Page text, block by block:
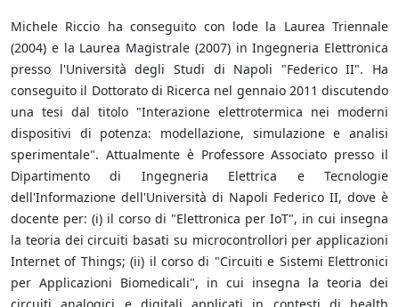
Michele Riccio ha conseguito con lode la Laurea Triennale
(2004) e la Laurea Magistrale (2007) in Ingegneria Elettronica
presso l'Università degli Studi di Napoli "Federico II". Ha
conseguito il Dottorato di Ricerca nel gennaio 2011 discutendo
una tesi dal titolo "Interazione elettrotermica nei moderni
dispositivi di potenza: modellazione, simulazione e analisi
sperimentale". Attualmente è Professore Associato presso il
Dipartimento di Ingegneria Elettrica e Tecnologie
dell'Informazione dell'Università di Napoli Federico II, dove è
docente per: (i) il corso di "Elettronica per IoT", in cui insegna
la teoria dei circuiti basati su microcontrollori per applicazioni
Internet of Things; (ii) il corso di "Circuiti e Sistemi Elettronici
per Applicazioni Biomedicali", in cui insegna la teoria dei